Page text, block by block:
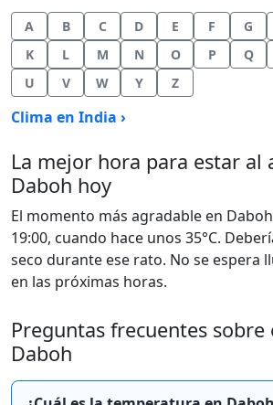
A B C D E F G
K
L M N O P Q
U
V W Y Z
Clima en India ›
La mejor hora para estar al
Daboh hoy
El momento más agradable en
19:00, cuando hace unos 35°C.
seco durante ese rato. No se espera
en las próximas horas.
Preguntas frecuentes
Daboh